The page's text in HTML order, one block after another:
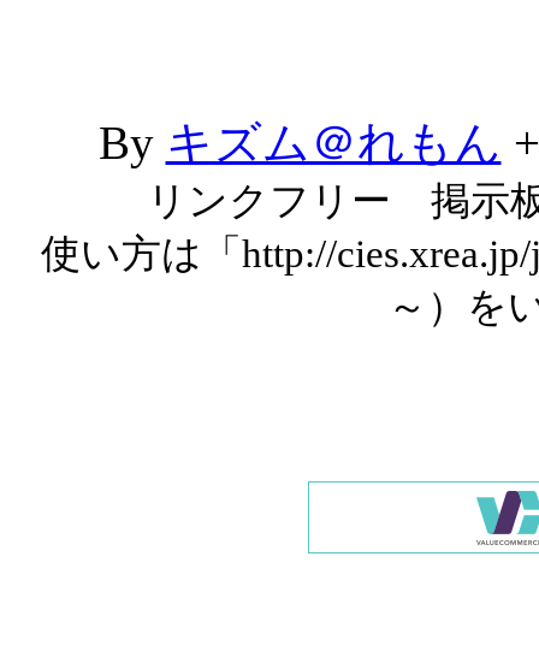
By キズム＠れもん
リンクフリー 掲示
使い方は「http://
～）を